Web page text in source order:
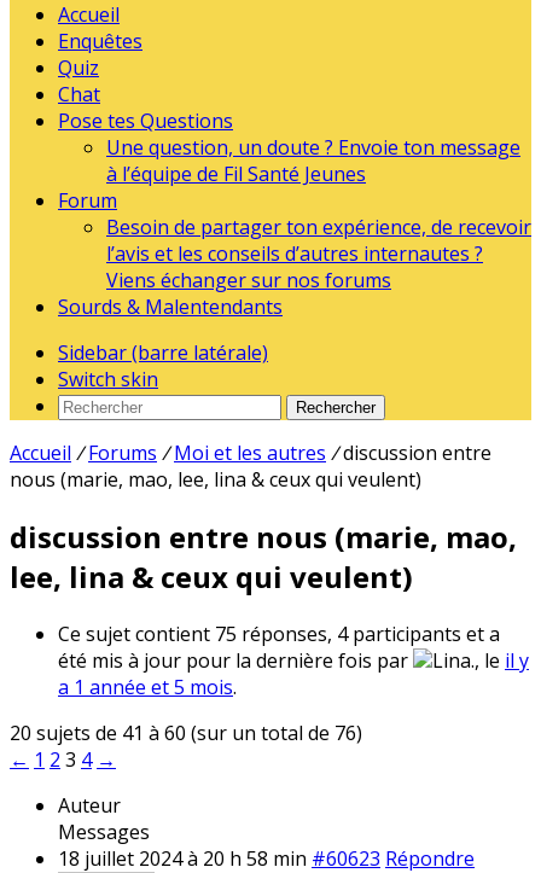
Accueil
Enquêtes
Quiz
Chat
Pose tes Questions
Une question, un doute ? Envoie ton message
à l’équipe de Fil Santé Jeunes
Forum
Besoin de partager ton expérience, de recevoir
l’avis et les conseils d’autres internautes ?
Viens échanger sur nos forums
Sourds & Malentendants
Sidebar (barre latérale)
Switch skin
Rechercher
Accueil / Forums / Moi et les autres /discussion entre
nous (marie, mao, lee, lina & ceux qui veulent)
discussion entre nous (marie, mao,
lee, lina & ceux qui veulent)
Ce sujet contient 75 réponses, 4 participants et a
été mis à jour pour la dernière fois par
Lina., le il y
a 1 année et 5 mois.
20 sujets de 41 à 60 (sur un total de 76)
← 1 2 3 4 →
Auteur
Messages
18 juillet 2024 à 20 h 58 min #60623 Répondre